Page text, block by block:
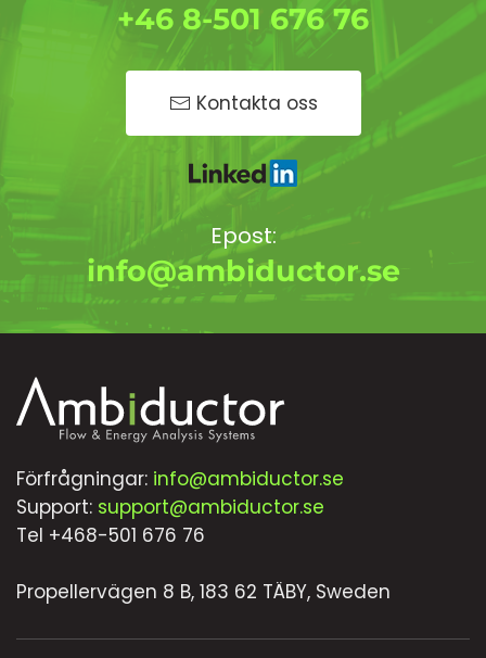
+46 8-501 676 76
Kontakta oss
Epost:
info@ambiductor.se
Förfrågningar: info@ambiductor.se
Support: support@ambiductor.se
Tel +468-501 676 76
Propellervägen 8 B, 183 62 TÄBY, Sweden